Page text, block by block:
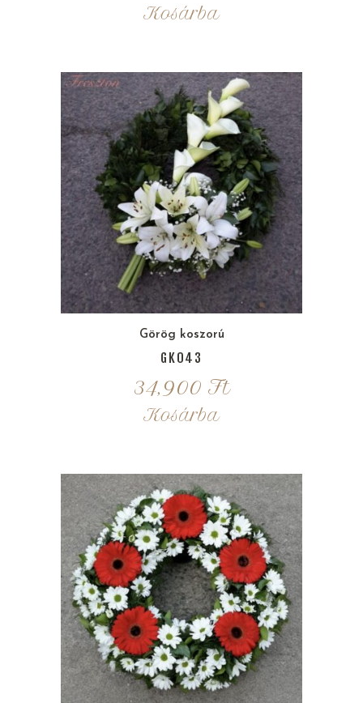
Kosárba
Görög koszorú
GK043
34,900 Ft
Kosárba